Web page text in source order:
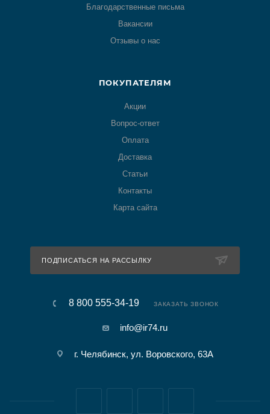
Благодарственные письма
Вакансии
Отзывы о нас
ПОКУПАТЕЛЯМ
Акции
Вопрос-ответ
Оплата
Доставка
Статьи
Контакты
Карта сайта
ПОДПИСАТЬСЯ НА РАССЫЛКУ
8 800 555-34-19 ЗАКАЗАТЬ ЗВОНОК
info@ir74.ru
г. Челябинск, ул. Воровского, 63А